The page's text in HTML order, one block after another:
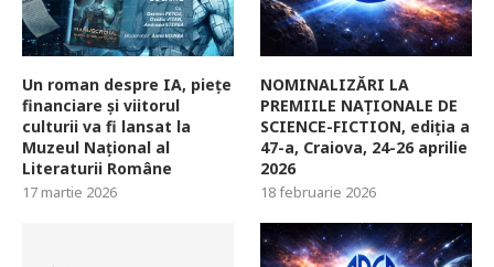
Un roman despre IA, piețe
financiare și viitorul
culturii va fi lansat la
Muzeul Național al
Literaturii Române
17 martie 2026
NOMINALIZĂRI LA
PREMIILE NAȚIONALE DE
SCIENCE-FICTION, ediția a
47-a, Craiova, 24-26 aprilie
2026
18 februarie 2026